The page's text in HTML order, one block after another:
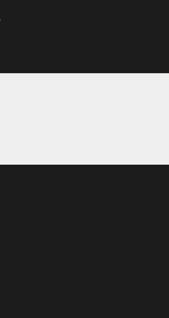
About Mission Workshop / London